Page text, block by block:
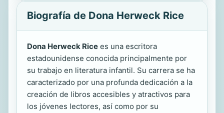
Biografía de Dona Herweck Rice
Dona Herweck Rice es una escritora
estadounidense conocida principalmente por
su trabajo en literatura infantil. Su carrera se ha
caracterizado por una profunda dedicación a la
creación de libros accesibles y atractivos para
los jóvenes lectores, así como por su